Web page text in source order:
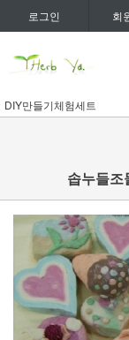
로그인 회
DIY만들기체험세트
솝누들